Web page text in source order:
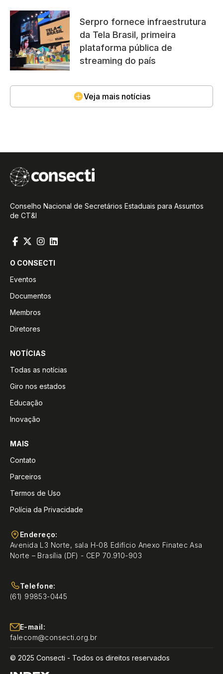
Serpro fornece infraestrutura
da Tela Brasil, primeira
plataforma pública de
streaming do país
Veja mais notícias
Conselho Nacional de Secretários Estaduais para Assuntos
de CT&I
O CONSECTI
Eventos
Documentos
Membros
Diretores
NOTÍCIAS
Todas as notícias
Giro nos estados
Educação
Inovação
MAIS
Contato
Parceiros
Termos de Uso
Polícia da Privacidade
Endereço:
Avenida L3 Norte, sala H-08 Edifício Anexo Finatec Asa
Norte – Brasília (DF) - CEP 70.910-903
Telefone:
(61) 99853-0445
E-mail:
falecom@consecti.org.br
© 2025 Consecti - Todos os direitos reservados